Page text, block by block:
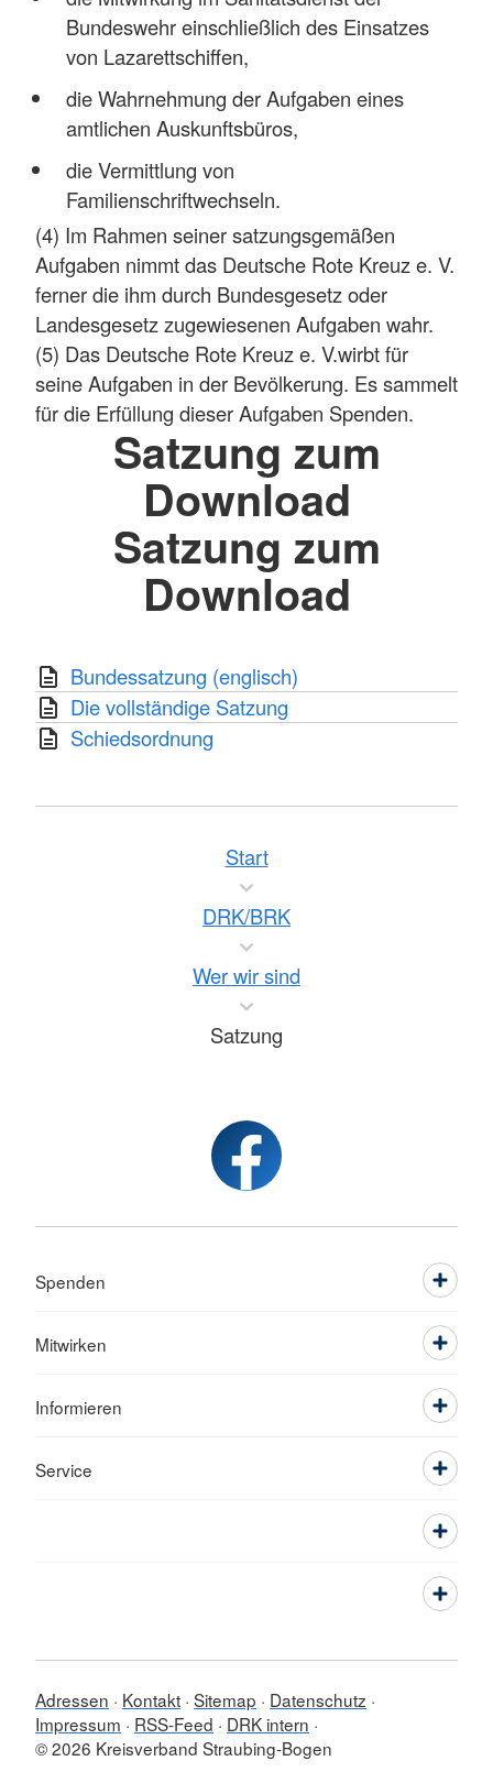
Bundeswehr einschließlich des Einsatzes
von Lazarettschiffen,
die Wahrnehmung der Aufgaben eines
amtlichen Auskunftsbüros,
die Vermittlung von
Familienschriftwechseln.
(4) Im Rahmen seiner satzungsgemäßen
Aufgaben nimmt das Deutsche Rote Kreuz e. V.
ferner die ihm durch Bundesgesetz oder
Landesgesetz zugewiesenen Aufgaben wahr.
(5) Das Deutsche Rote Kreuz e. V.wirbt für
seine Aufgaben in der Bevölkerung. Es sammelt
für die Erfüllung dieser Aufgaben Spenden.
Satzung zum
Download
Satzung zum
Download
Bundessatzung (englisch)
Die vollständige Satzung
Schiedsordnung
Start
DRK/BRK
Wer wir sind
Satzung
Spenden
Mitwirken
Informieren
Service
Adressen Kontakt Sitemap
Datenschutz
Impressum
RSS-Feed
DRK intern
© 2026 Kreisverband Straubing-Bogen